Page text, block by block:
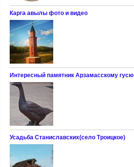
Карга авылы фото и видео
Интересный памятник Арзамасскому гусю
Усадьба Станиславских(село Троицкое)